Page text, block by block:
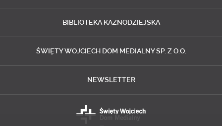
BIBLIOTEKA KAZNODZIEJSKA
ŚWIĘTY WOJCIECH DOM MEDIALNY SP. Z O.O.
NEWSLETTER